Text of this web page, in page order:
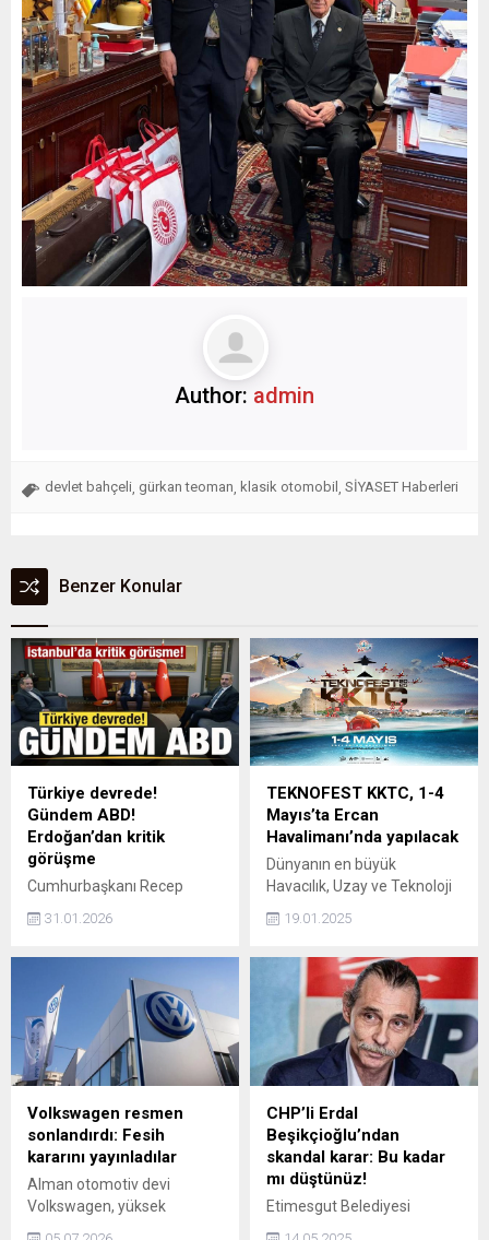
Author: admin
devlet bahçeli gürkan teoman klasik otomobil SİYASET Haberleri
Benzer Konular
Türkiye devrede!
Gündem ABD!
Erdoğan’dan kritik
görüşme
Cumhurbaşkanı Recep
Tayyip Erdoğan, İran Dışişleri
Bakanı Abbas Erakçi'yi kabul
31.01.2026
TEKNOFEST KKTC, 1-4
Mayıs’ta Ercan
Havalimanı’nda yapılacak
Dünyanın en büyük
Havacılık, Uzay ve Teknoloji
Festivali TEKNOFEST
kapsamında düzenlenen
yılında kardeş vatan Kuzey
Kıbrıs Türk Cumhuriyeti’nde
teknoloji tutkunlarını
buluşturuyor. Bu yıl teknoloji
ve inovasyonda çığır açacak
yeni yarışmaların
düzenleneceği etkinlik, 1-4
Mayıs tarihleri arasında
Ercan Havalimanı Eski
Terminal Binası’nda
gerçekleştirilecek.
19.01.2025
Volkswagen resmen
sonlandırdı: Fesih
kararını yayınladılar
Alman otomotiv devi
Volkswagen, yüksek
CHP’li Erdal
Beşikçioğlu’ndan
skandal karar: Bu kadar
mı düştünüz!
Etimesgut Belediyesi